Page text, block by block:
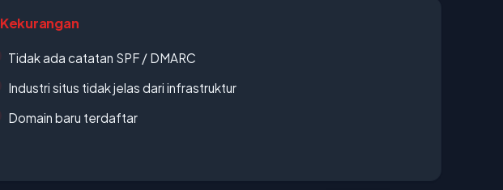
Kekurangan
Tidak ada catatan SPF / DMARC
Industri situs tidak jelas dari infrastruktur
Domain baru terdaftar